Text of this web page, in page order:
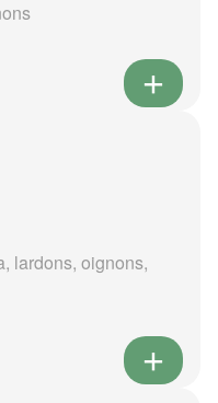
lardons, oignons,